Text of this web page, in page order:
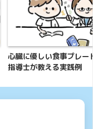
心臓に優しい食事プレー
指導士が教える実践例